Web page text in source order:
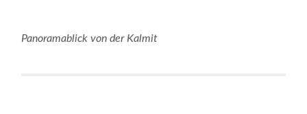
Panoramablick von der Kalmit